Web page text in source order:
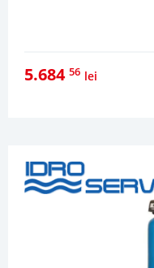
5.684 56 lei